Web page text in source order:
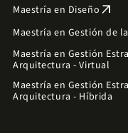
Maestría en Diseño arrow_outward
Maestría en Gestión de
Maestría en Gestión
Arquitectura - Virtual
Maestría en Gestión
Arquitectura - Híbrida